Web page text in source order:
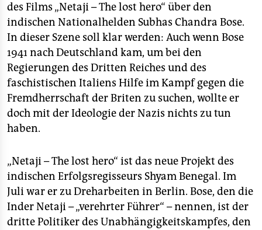
des Films „Netaji – The lost hero“ über den
indischen Nationalhelden Subhas Chandra Bose.
In dieser Szene soll klar werden: Auch wenn Bose
1941 nach Deutschland kam, um bei den
Regierungen des Dritten Reiches und des
faschistischen Italiens Hilfe im Kampf gegen die
Fremdherrschaft der Briten zu suchen, wollte er
doch mit der Ideologie der Nazis nichts zu tun
haben.
„Netaji – The lost hero“ ist das neue Projekt des
indischen Erfolgsregisseurs Shyam Benegal. Im
Juli war er zu Dreharbeiten in Berlin. Bose, den die
Inder Netaji – „verehrter Führer“ – nennen, ist der
dritte Politiker des Unabhängigkeitskampfes, den